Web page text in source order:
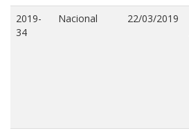
2019-
34
Nacional 22/03/2019